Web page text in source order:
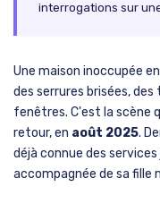
interrogations sur
Une maison inoccupée
des serrures brisées,
fenêtres. C'est la scène
retour, en août 2025.
déjà connue des
accompagnée de sa fille